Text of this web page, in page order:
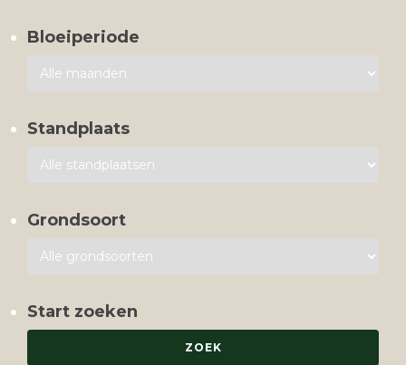
Bloeiperiode
Standplaats
Grondsoort
Start zoeken